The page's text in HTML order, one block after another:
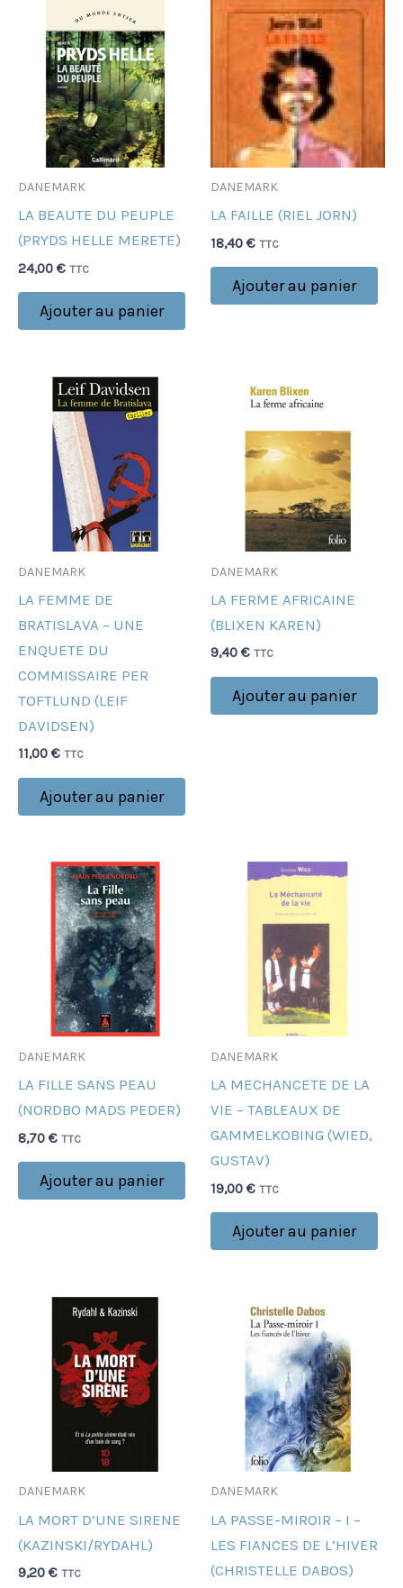
DANEMARK
LA BEAUTE DU PEUPLE
(PRYDS HELLE MERETE)
24,00 € TTC
Ajouter au panier
DANEMARK
LA FAILLE (RIEL JORN)
18,40 € TTC
Ajouter au panier
DANEMARK
LA FEMME DE
BRATISLAVA – UNE
ENQUETE DU
COMMISSAIRE PER
TOFTLUND (LEIF
DAVIDSEN)
11,00 € TTC
Ajouter au panier
DANEMARK
LA FERME AFRICAINE
(BLIXEN KAREN)
9,40 € TTC
Ajouter au panier
DANEMARK
LA FILLE SANS PEAU
(NORDBO MADS PEDER)
8,70 € TTC
Ajouter au panier
DANEMARK
LA MECHANCETE DE LA
VIE – TABLEAUX DE
GAMMELKOBING (WIED,
GUSTAV)
19,00 € TTC
Ajouter au panier
DANEMARK
LA MORT D’UNE SIRENE
(KAZINSKI/RYDAHL)
9,20 € TTC
DANEMARK
LA PASSE-MIROIR – I –
LES FIANCES DE L’HIVER
(CHRISTELLE DABOS)